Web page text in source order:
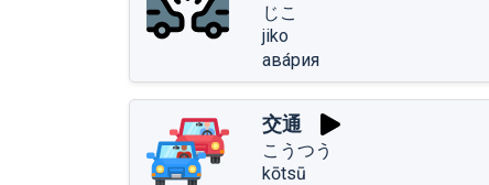
じこ
jiko
ава́рия
交通
こうつう
kōtsū